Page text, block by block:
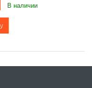
В наличии